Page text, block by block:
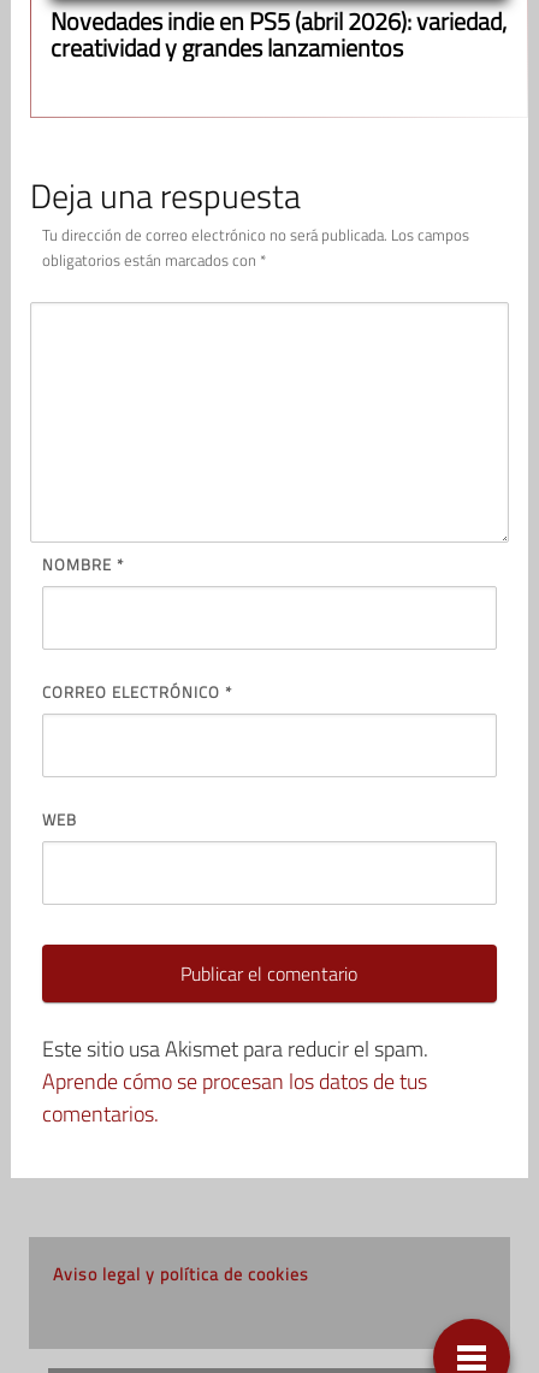
Novedades indie en PS5 (abril 2026): variedad,
creatividad y grandes lanzamientos
Deja una respuesta
Tu dirección de correo electrónico no será publicada. Los campos
obligatorios están marcados con *
NOMBRE *
CORREO ELECTRÓNICO *
WEB
Este sitio usa Akismet para reducir el spam.
Aprende cómo se procesan los datos de tus
comentarios.
Aviso legal y política de cookies